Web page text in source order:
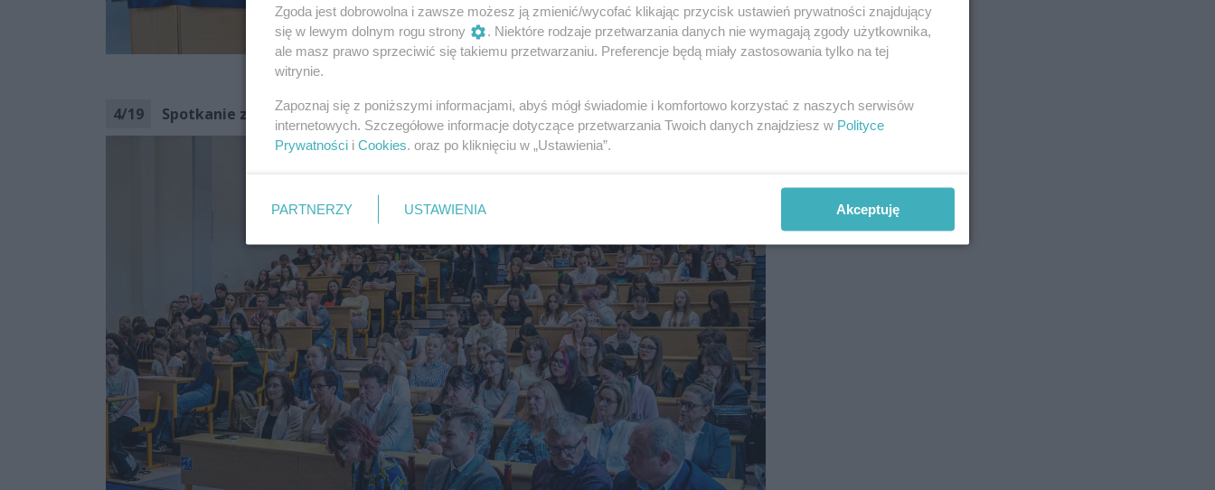
4/19 Spotkanie z Panią Karoliną Zioło-Pużuk (zdjęcia)
Zgoda jest dobrowolna i zawsze możesz ją zmienić/wycofać klikając przycisk ustawień prywatności znajdujący
się w lewym dolnym rogu strony
. Niektóre rodzaje przetwarzania danych nie wymagają zgody użytkownika,
ale masz prawo sprzeciwić się takiemu przetwarzaniu. Preferencje będą miały zastosowania tylko na tej
witrynie.
Zapoznaj się z poniższymi informacjami, abyś mógł świadomie i komfortowo korzystać z naszych serwisów
internetowych. Szczegółowe informacje dotyczące przetwarzania Twoich danych znajdziesz w Polityce
Prywatności i Cookies. oraz po kliknięciu w „Ustawienia”.
PARTNERZY USTAWIENIA Akceptuję